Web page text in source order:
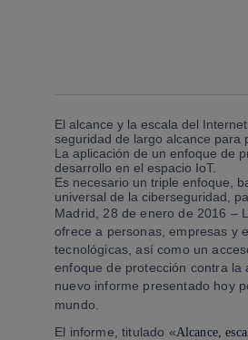
El alcance y la escala del
seguridad de largo alcance para
La aplicación de un enfoque de
desarrollo en el espacio IoT.
Es necesario un triple enfoque,
universal de la ciberseguridad,
Madrid, 28 de enero de 2016 –
ofrece a personas, empresas y
tecnológicas, así como un
enfoque de protección contra la
nuevo informe presentado hoy
mundo.
El informe, titulado «Alcance,